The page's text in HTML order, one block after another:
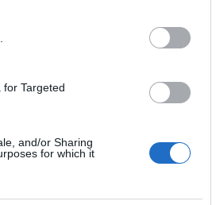
Targeted
and/or Sharing
for which it
σωματικής
αλλεργία ή